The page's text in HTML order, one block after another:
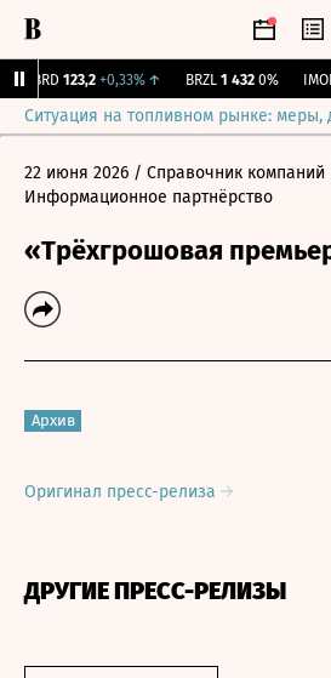
ABRD 123,2 +0,33%↑ BRZL 1 432 0% IMOEX
Ситуация на топливном рынке: меры,
22 июня 2026 / Справочник компаний
Информационное партнёрство
«Трёхгрошовая
Архив
Оригинал пресс-релиза
ДРУГИЕ ПРЕСС-РЕЛИЗЫ